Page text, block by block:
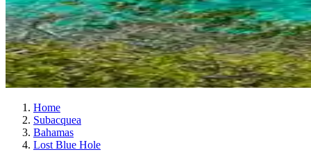
Home
Subacquea
Bahamas
Lost Blue Hole